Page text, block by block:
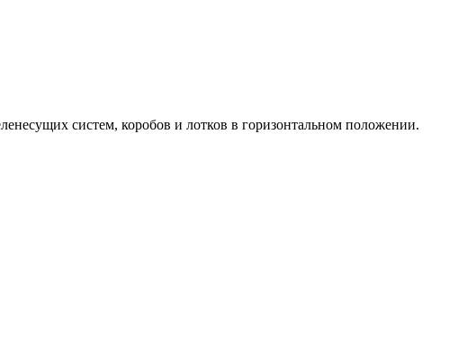
систем, коробов и лотков в горизонтальном положении.